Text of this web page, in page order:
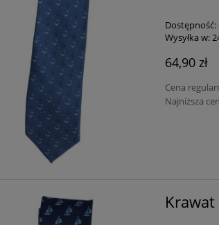
Dostępność:
Wysyłka w:
64,90 zł
Cena
Najniższa